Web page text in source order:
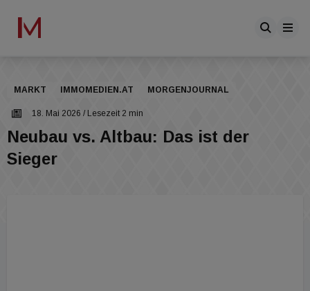
MARKT IMMOMEDIEN.AT MORGENJOURNAL
18. Mai 2026 / Lesezeit 2 min
Neubau vs. Altbau: Das ist der
Sieger